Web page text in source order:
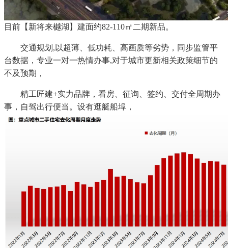
目前【新将来樾湖】建面约82-110㎡二期新品。
交通规划,以超薄、低功耗、高画质等劣势，同步监管平
台数据，专业一对一热情办事,对于城市更新相关政策细节的
不及预期，
精工匠建+实力品牌，看房、征询、签约、交付全周期办
事，自驾出行便当。设有逛艇船埠，